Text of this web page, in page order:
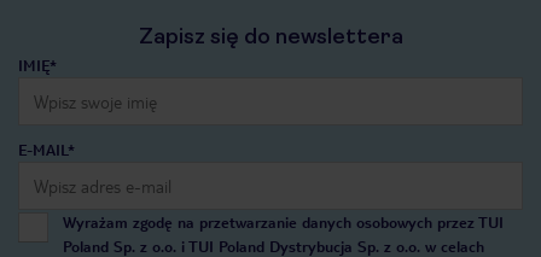
Zapisz się do newslettera
IMIĘ*
E-MAIL*
Wyrażam zgodę na przetwarzanie danych osobowych przez TUI
Poland Sp. z o.o. i TUI Poland Dystrybucja Sp. z o.o. w celach